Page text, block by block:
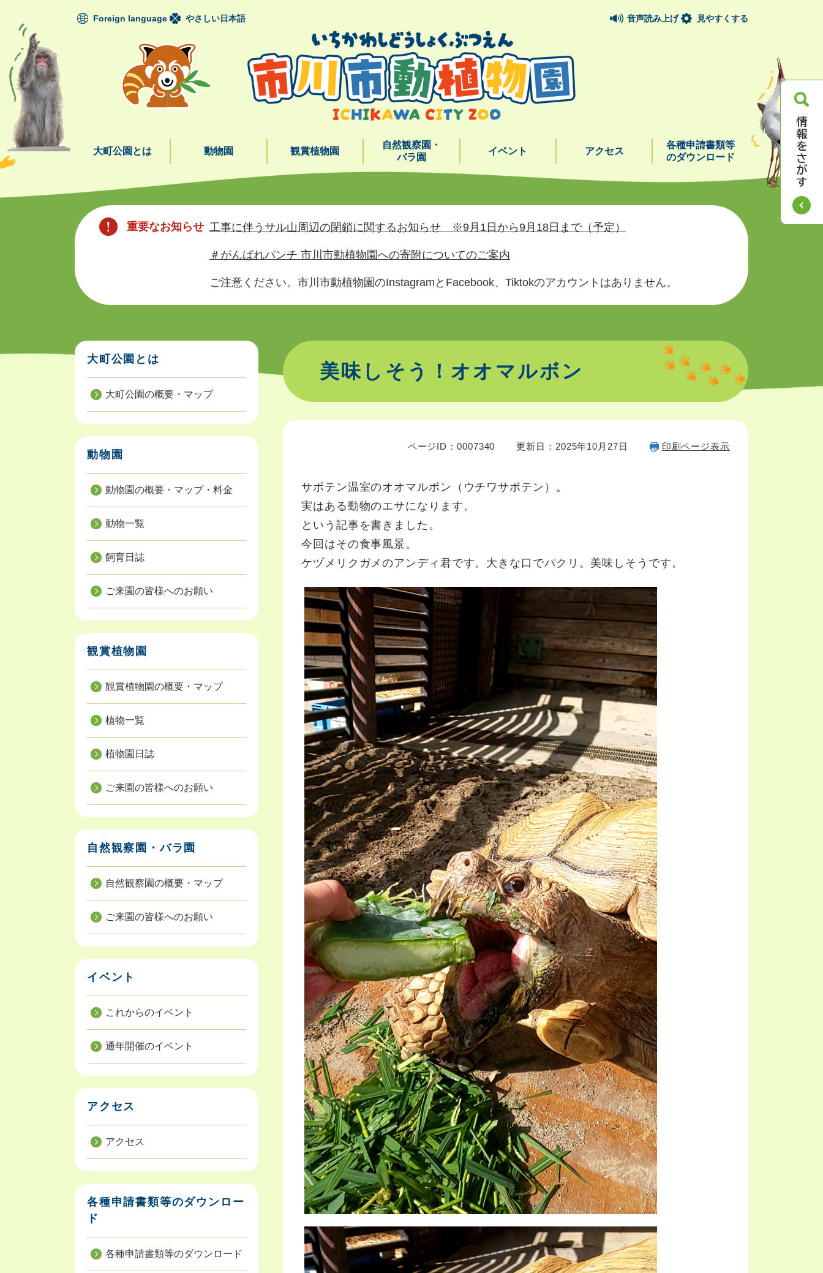
頭
Foreign language
やさしい日本語 音声読み上げ 見やすくする
大町公園とは 動物園 観賞植物園
自然観察園・
バラ園
イベント アクセス
各種申請書類等
のダウンロード
重要なお知らせ 工事に伴うサル山周辺の閉鎖に関するお知らせ ※9月1日から9月18日まで（予定）
＃がんばれパンチ 市川市動植物園への寄附についてのご案内
ご注意ください。市川市動植物園のInstagramとFacebook、Tiktokのアカウントはありません。
美味しそう！オオマルボン
ページID：0007340 更新日：2025年10月27日 印刷ページ表示
サボテン温室のオオマルボン（ウチワサボテン）。
実はある動物のエサになります。
という記事を書きました。
今回はその食事風景。
ケヅメリクガメのアンディ君です。大きな口でパクリ。美味しそうです。
大町公園とは
大町公園の概要・マップ
動物園
動物園の概要・マップ・料金
動物一覧
飼育日誌
ご来園の皆様へのお願い
観賞植物園
観賞植物園の概要・マップ
植物一覧
植物園日誌
ご来園の皆様へのお願い
自然観察園・バラ園
自然観察園の概要・マップ
ご来園の皆様へのお願い
イベント
これからのイベント
通年開催のイベント
アクセス
アクセス
各種申請書類等のダウンロー
ド
各種申請書類等のダウンロード